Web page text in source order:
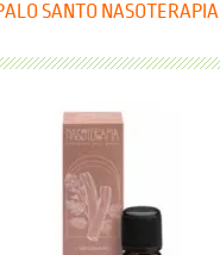
SANTO NASOTERAPIA